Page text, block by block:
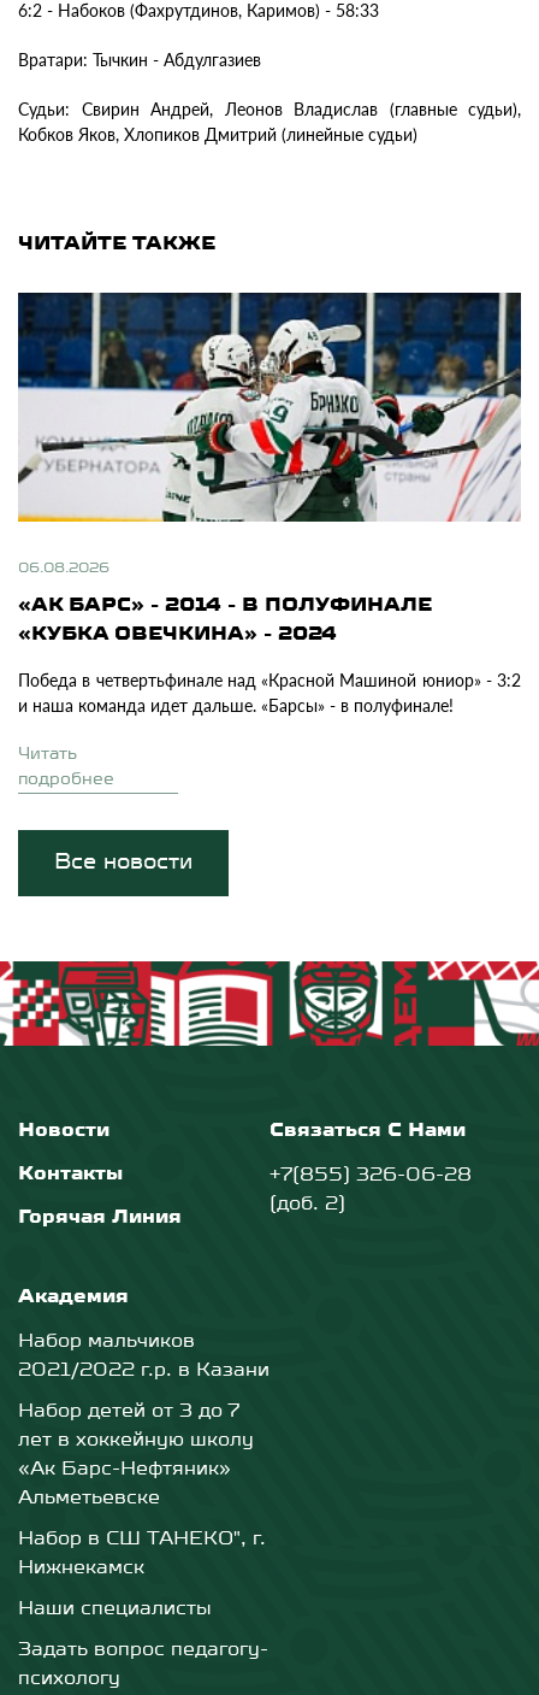
6:2 - Набоков (Фахрутдинов, Каримов) - 58:33
Вратари: Тычкин - Абдулгазиев
Судьи: Свирин Андрей, Леонов Владислав (главные судьи),
Кобков Яков, Хлопиков Дмитрий (линейные судьи)
ЧИТАЙТЕ ТАКЖЕ
06.08.2026
«АК БАРС» - 2014 - В ПОЛУФИНАЛЕ
«КУБКА ОВЕЧКИНА» - 2024
Победа в четвертьфинале над «Красной Машиной юниор» - 3:2
и наша команда идет дальше. «Барсы» - в полуфинале!
Читать
подробнее
Все новости
Новости
Контакты
Горячая Линия
Академия
Набор мальчиков
2021/2022 г.р. в Казани
Набор детей от 3 до 7
лет в хоккейную школу
«Ак Барс-Нефтяник»
Альметьевске
Набор в СШ ТАНЕКО", г.
Нижнекамск
Наши специалисты
Задать вопрос педагогу-
психологу
Связаться С Нами
+7(855) 326-06-28
(доб. 2)